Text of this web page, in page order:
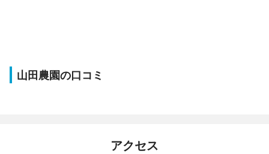
山田農園の口コミ
アクセス